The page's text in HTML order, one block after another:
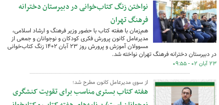
نواختن زنگ کتاب‌خوانی در دبیرستان دخترانه
فرهنگ تهران
هم‌زمان با هفته کتاب با حضور وزیر فرهنگ و ارشاد اسلامی،
مدیرعامل کانون پرورش فکری کودکان و نوجوانان و جمعی از
مسوولان آموزش و پرورش روز ۲۳ آبان ۱۴۰۲ زنگ کتاب‌خوانی
در دبیرستان دخترانه فرهنگ تهران نواخته شد.
۲۳ آبان ۰۲ - ۰۹:۵۵
از سوی مدیرعامل کانون مطرح شد؛
هفته کتاب بستری مناسب برای تقویت کنشگری